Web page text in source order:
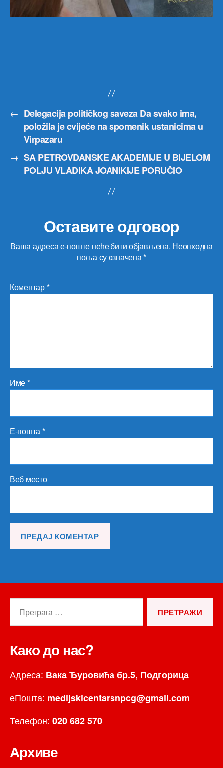
← Delegacija političkog saveza Da svako ima,
položila je cvijeće na spomenik ustanicima u
Virpazaru
→ SA PETROVDANSKE AKADEMIJE U BIJELOM
POLJU VLADIKA JOANIKIJE PORUČIO
Оставите одговор
Ваша адреса е-поште неће бити објављена. Неопходна
поља су означена*
Коментар*
Име*
Е-пошта*
Веб место
Како до нас?
Адреса: Вака Ђуровића бр.5, Подгорица
еПошта: medijskicentarsnpcg@gmail.com
Телефон: 020 682 570
Архиве